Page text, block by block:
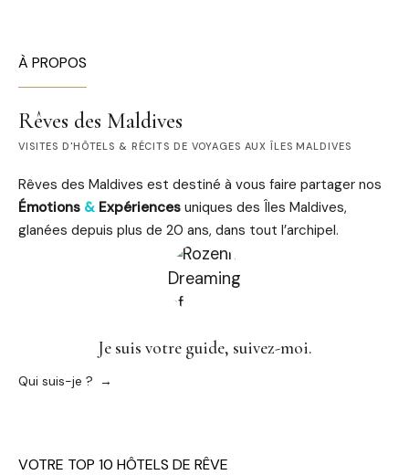
À PROPOS
Rêves des Maldives
VISITES D'HÔTELS & RÉCITS DE VOYAGES AUX ÎLES MALDIVES
Rêves des Maldives est destiné à vous faire partager nos
Émotions & Expériences uniques des Îles Maldives,
glanées depuis plus de 20 ans, dans tout l’archipel.
Je suis votre guide, suivez-moi.
Qui suis-je ?
VOTRE TOP 10 HÔTELS DE RÊVE